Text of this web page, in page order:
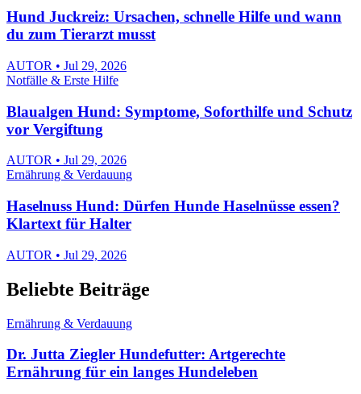
Hund Juckreiz: Ursachen, schnelle Hilfe und wann
du zum Tierarzt musst
AUTOR • Jul 29, 2026
Notfälle & Erste Hilfe
Blaualgen Hund: Symptome, Soforthilfe und Schutz
vor Vergiftung
AUTOR • Jul 29, 2026
Ernährung & Verdauung
Haselnuss Hund: Dürfen Hunde Haselnüsse essen?
Klartext für Halter
AUTOR • Jul 29, 2026
Beliebte Beiträge
Ernährung & Verdauung
Dr. Jutta Ziegler Hundefutter: Artgerechte
Ernährung für ein langes Hundeleben